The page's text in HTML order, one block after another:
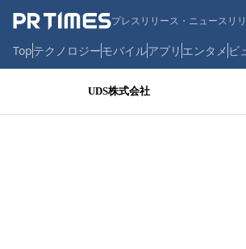
プレスリリース・ニュースリ
Topテクノロジーモバイルアプリ エンタメ ビ
UDS株式会社